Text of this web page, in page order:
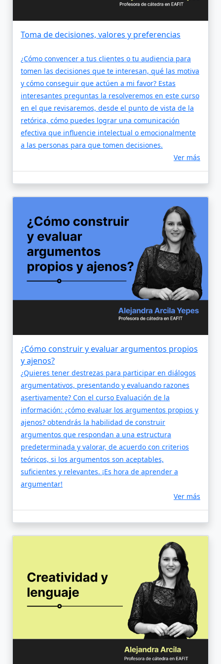
Toma de decisiones, valores y preferencias
¿Cómo convencer a tus clientes o tu audiencia para
tomen las decisiones que te interesan, qué las motiva
y cómo conseguir que actúen a mi favor? Estas
interesantes preguntas la resolveremos en este curso
en el que revisaremos, desde el punto de vista de la
retórica, cómo puedes lograr una comunicación
efectiva que influencie intelectual o emocionalmente
a las personas para que tomen decisiones.
Ver más
¿Cómo construir y evaluar argumentos propios
y ajenos?
¿Quieres tener destrezas para participar en diálogos
argumentativos, presentando y evaluando razones
asertivamente? Con el curso Evaluación de la
información: ¿cómo evaluar los argumentos propios y
ajenos? obtendrás la habilidad de construir
argumentos que respondan a una estructura
predeterminada y valorar, de acuerdo con criterios
teóricos, si los argumentos son aceptables,
suficientes y relevantes. ¡Es hora de aprender a
argumentar!
Ver más